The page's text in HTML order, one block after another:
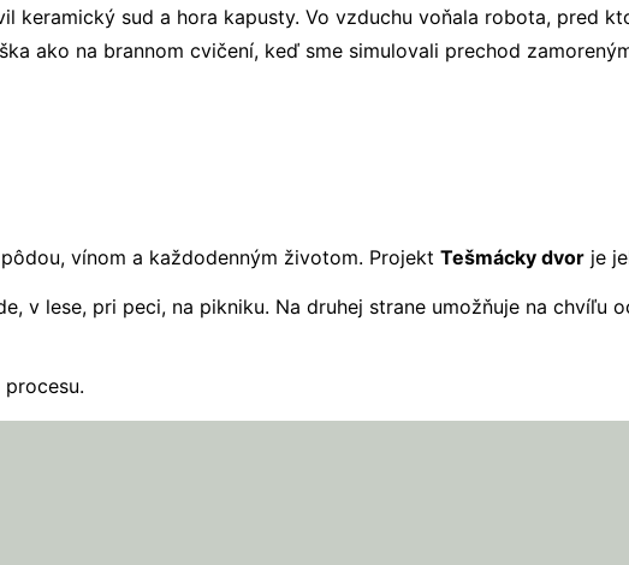
keramický sud a hora kapusty. Vo vzduchu voňala robota, pred
ako na brannom cvičení, keď sme simulovali prechod
vínom a každodenným životom. Projekt Tešmácky dvor je
v lese, pri peci, na pikniku. Na druhej strane umožňuje na chvíľu